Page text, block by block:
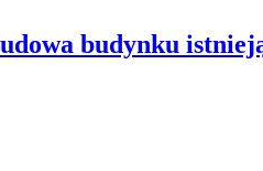
budynku